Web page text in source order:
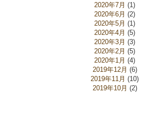
2020年7月 (1)
2020年6月 (2)
2020年5月 (1)
2020年4月 (5)
2020年3月 (3)
2020年2月 (5)
2020年1月 (4)
2019年12月 (6)
2019年11月 (10)
2019年10月 (2)